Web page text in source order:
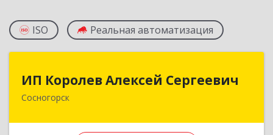
ISO Реальная автоматизация
ИП Королев Алексей Сергеевич
Сосногорск
ИП Королев Алексей Сергеевич
169500, Коми Респ, Сосногорск г, Советская ул,